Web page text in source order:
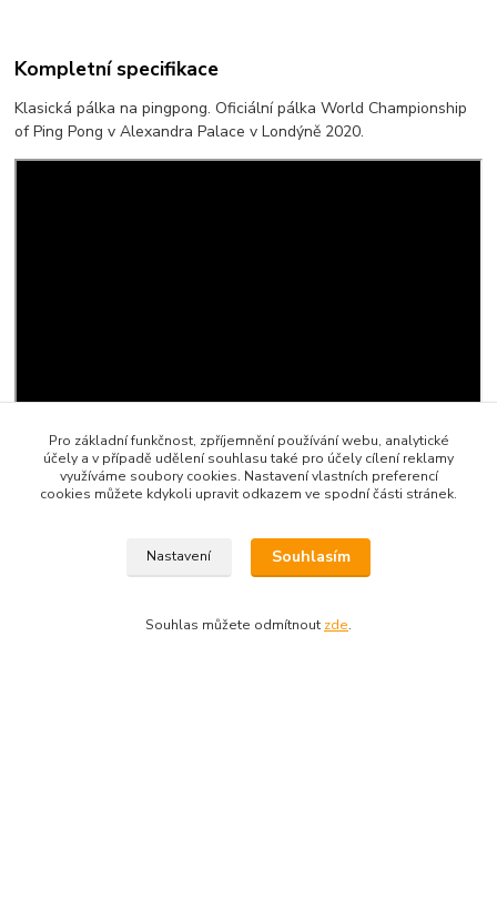
Kompletní specifikace
Klasická pálka na pingpong. Oficiální pálka World Championship
of Ping Pong v Alexandra Palace v Londýně 2020.
Zboží zařazeno v kategoriích
Pro základní funkčnost, zpříjemnění používání webu, analytické
účely a v případě udělení souhlasu také pro účely cílení reklamy
využíváme soubory cookies. Nastavení vlastních preferencí
cookies můžete kdykoli upravit odkazem ve spodní části stránek.
Nastavení Souhlasím
Souhlas můžete odmítnout zde.